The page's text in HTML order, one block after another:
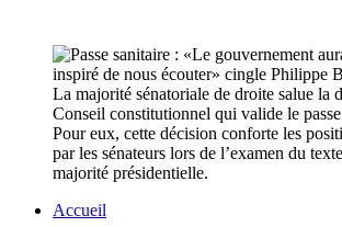
La majorité sénatoriale de droite salue la
Conseil constitutionnel qui valide le
Pour eux, cette décision conforte les
par les sénateurs lors de l’examen du
majorité présidentielle.
Accueil